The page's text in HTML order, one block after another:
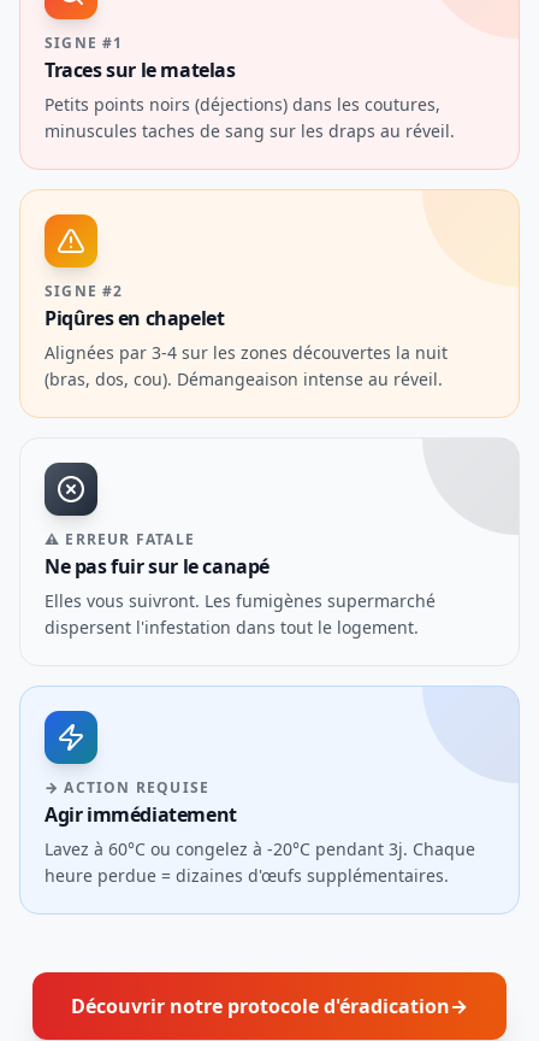
SIGNE #1
Traces sur le matelas
Petits points noirs (déjections) dans les coutures,
minuscules taches de sang sur les draps au réveil.
SIGNE #2
Piqûres en chapelet
Alignées par 3-4 sur les zones découvertes la nuit
(bras, dos, cou). Démangeaison intense au réveil.
⚠ ERREUR FATALE
Ne pas fuir sur le canapé
Elles vous suivront. Les fumigènes supermarché
dispersent l'infestation dans tout le logement.
→ ACTION REQUISE
Agir immédiatement
Lavez à 60°C ou congelez à -20°C pendant 3j. Chaque
heure perdue = dizaines d'œufs supplémentaires.
Découvrir notre protocole d'éradication→